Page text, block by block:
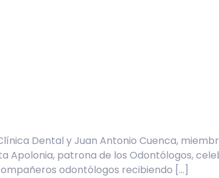
Dental y Juan Antonio Cuenca,
Apolonia, patrona de los Odontólogos,
odontólogos recibiendo […]